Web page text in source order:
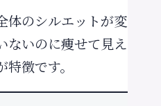
体のシルエットが変
ないのに痩せて見え
徴です。